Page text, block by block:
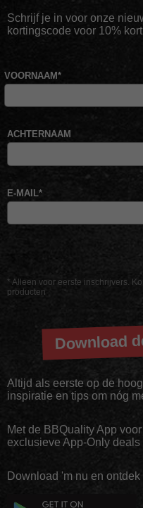
Schrijf je in voor onze
kortingscode voor 10%
* Alleen voor eerste inschrijvers.
producten
VOORNAAM*
ACHTERNAAM
E-MAIL*
Download
Altijd als eerste op de
inspiratie en tips om nóg
Met de BBQuality App
exclusieve App-Only
Download 'm nu en